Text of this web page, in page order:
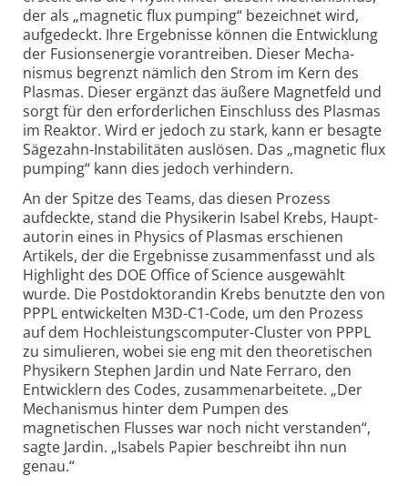
der als „magnetic flux pumping“ bezeichnet wird,
aufgedeckt. Ihre Ergebnisse können die Ent­wicklung
der Fusions­energie voran­treiben. Dieser Mecha­
nismus begrenzt nämlich den Strom im Kern des
Plasmas. Dieser ergänzt das äußere Magnet­feld und
sorgt für den erforder­lichen Einschluss des Plasmas
im Reaktor. Wird er jedoch zu stark, kann er besagte
Säge­zahn-Insta­bilitäten auslösen. Das „magnetic flux
pumping“ kann dies jedoch verhindern.
An der Spitze des Teams, das diesen Prozess
aufdeckte, stand die Physikerin Isabel Krebs, Haupt­
autorin eines in Physics of Plasmas erschienen
Artikels, der die Ergebnisse zusammen­fasst und als
Highlight des DOE Office of Science ausgewählt
wurde. Die Post­doktorandin Krebs benutzte den von
PPPL entwickelten M3D-C1-Code, um den Prozess
auf dem Hoch­leistungs­computer-Cluster von PPPL
zu simulieren, wobei sie eng mit den theo­retischen
Physikern Stephen Jardin und Nate Ferraro, den
Entwicklern des Codes, zusammen­arbeitete. „Der
Mechanismus hinter dem Pumpen des
magnetischen Flusses war noch nicht ver­standen“,
sagte Jardin. „Isabels Papier beschreibt ihn nun
genau.“